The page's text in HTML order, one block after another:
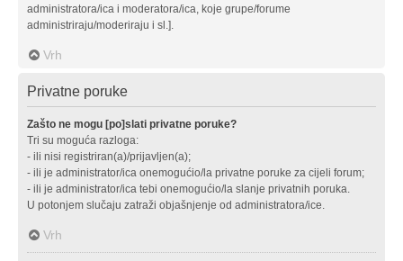
administratora/ica i moderatora/ica, koje grupe/forume
administriraju/moderiraju i sl.].
Vrh
Privatne poruke
Zašto ne mogu [po]slati privatne poruke?
Tri su moguća razloga:
- ili nisi registriran(a)/prijavljen(a);
- ili je administrator/ica onemogućio/la privatne poruke za cijeli forum;
- ili je administrator/ica tebi onemogućio/la slanje privatnih poruka.
U potonjem slučaju zatraži objašnjenje od administratora/ice.
Vrh